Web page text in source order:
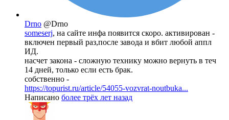
Drno @Drno
someserj, на сайте инфа появится скоро. активирован -
включен первый раз,после завода и вбит любой аппл
ИД.
насчет закона - сложную технику можно вернуть в теч
14 дней, только если есть брак.
собственно -
https://topurist.ru/article/54055-vozvrat-noutbuka...
Написано более трёх лет назад